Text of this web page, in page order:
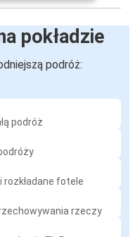
pokładzie
podróż:
podróż
fotele
rzeczy